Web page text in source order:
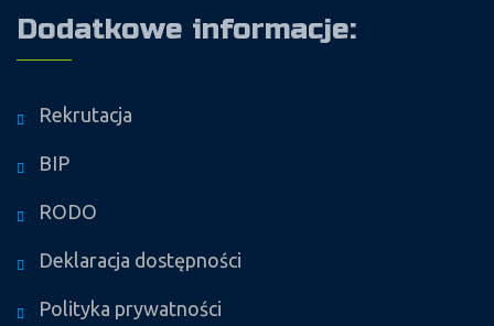
Dodatkowe informacje:
Rekrutacja
BIP
RODO
Deklaracja dostępności
Polityka prywatności